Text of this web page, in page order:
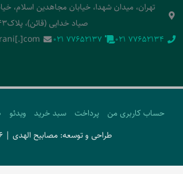
تهران، میدان شهدا، خیابان مجاهدین اسلام،
صیاد خدایی (قائن)، پلاک43
‭021 77652134‬
‭021 77652137‬
حساب کاربری من پرداخت سبد خرید ویدئو
طراحی و توسعه: مصابیح الهدی | 2026